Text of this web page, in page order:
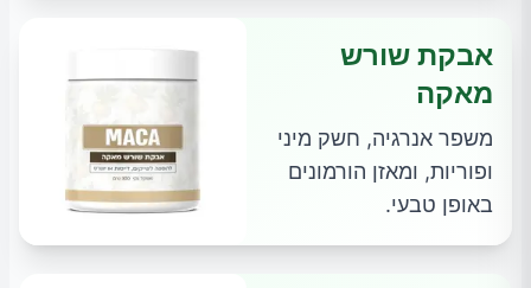
אבקת שורש
מאקה
משפר אנרגיה, חשק מיני
ופוריות, ומאזן הורמונים
באופן טבעי.